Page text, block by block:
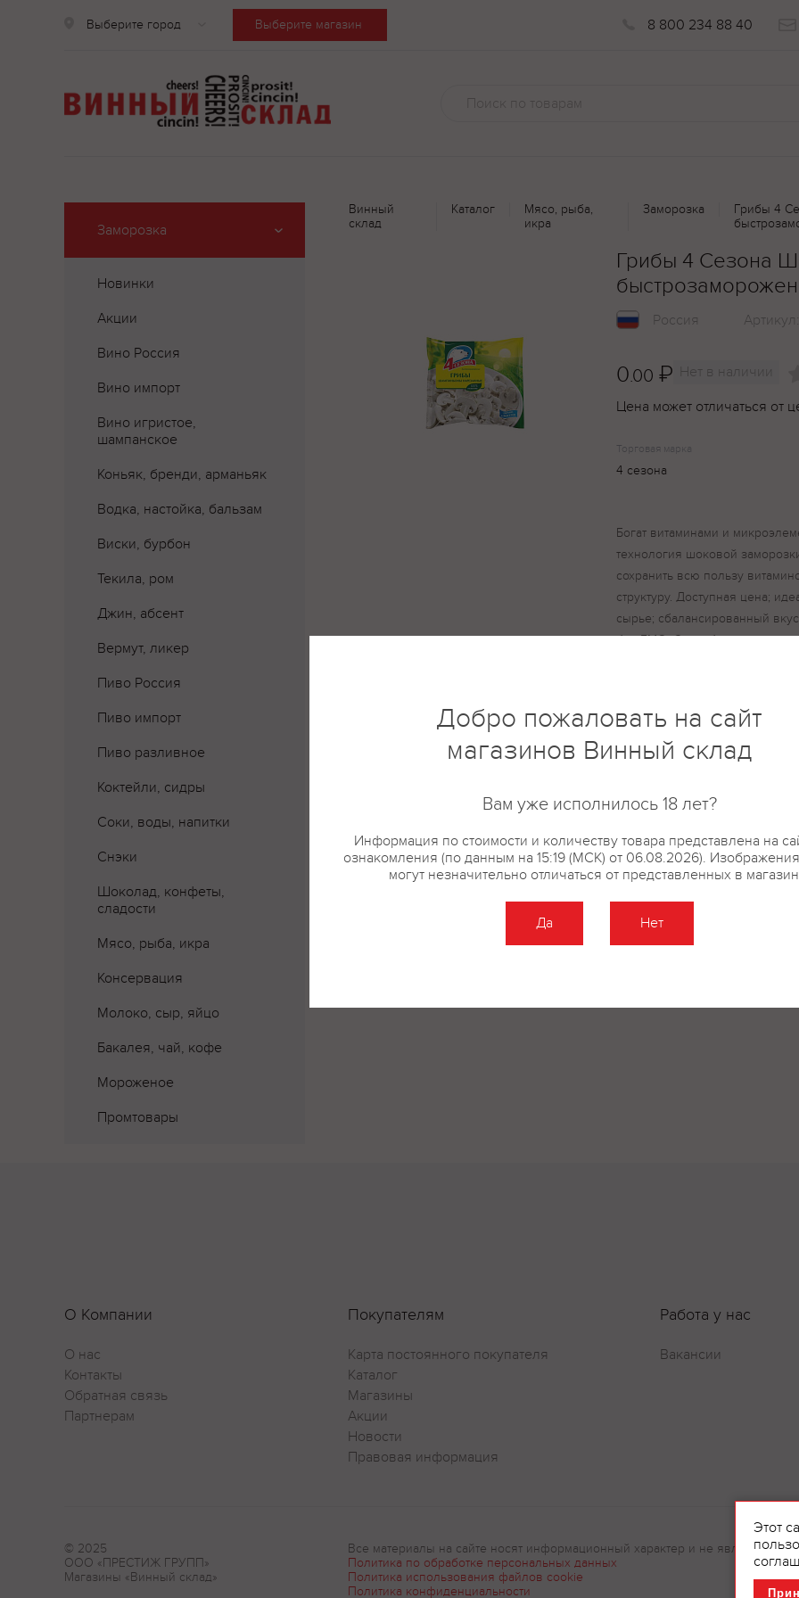
Выберите город Выберите магазин 8 800 234 88 40
Заморозка
Новинки
Акции
Вино Россия
Вино импорт
Вино игристое,
шампанское
Коньяк, бренди, арманьяк
Водка, настойка, бальзам
Виски, бурбон
Текила, ром
Джин, абсент
Вермут, ликер
Пиво Россия
Пиво импорт
Пиво разливное
Коктейли, сидры
Соки, воды, напитки
Снэки
Шоколад, конфеты,
сладости
Мясо, рыба, икра
Консервация
Молоко, сыр, яйцо
Бакалея, чай, кофе
Мороженое
Промтовары
Винный
склад
Каталог
Мясо, рыба,
икра
Заморозка
Грибы 4
Грибы 4 Сезона
Россия Артикул:
0.00 ₽ Нет в наличии
Цена может отличаться от
Торговая марка
4 сезона
Богат витаминами и
технология шоковой
сохранить всю пользу
структуру. Доступная цена;
сырье; сбалансированный
без ГМО. Способ
приготовлением. Желаемое
О Компании
О нас
Контакты
Обратная связь
Партнерам
Покупателям
Карта постоянного покупателя
Каталог
Магазины
Акции
Новости
Правовая информация
Работа у нас
Вакансии
© 2025
ООО «ПРЕСТИЖ ГРУПП»
Магазины «Винный склад»
Все материалы на сайте носят информационный характер и не являются
Политика по обработке персональных данных
Политика использования файлов cookie
Политика конфиденциальности
Этот
Добро пожаловать на сайт
магазинов Винный склад
Вам уже исполнилось 18 лет?
Информация по стоимости и количеству товара представлена на
ознакомления (по данным на 15:19 (МСК) от 06.08.2026).
могут незначительно отличаться от представленных в
Да Нет